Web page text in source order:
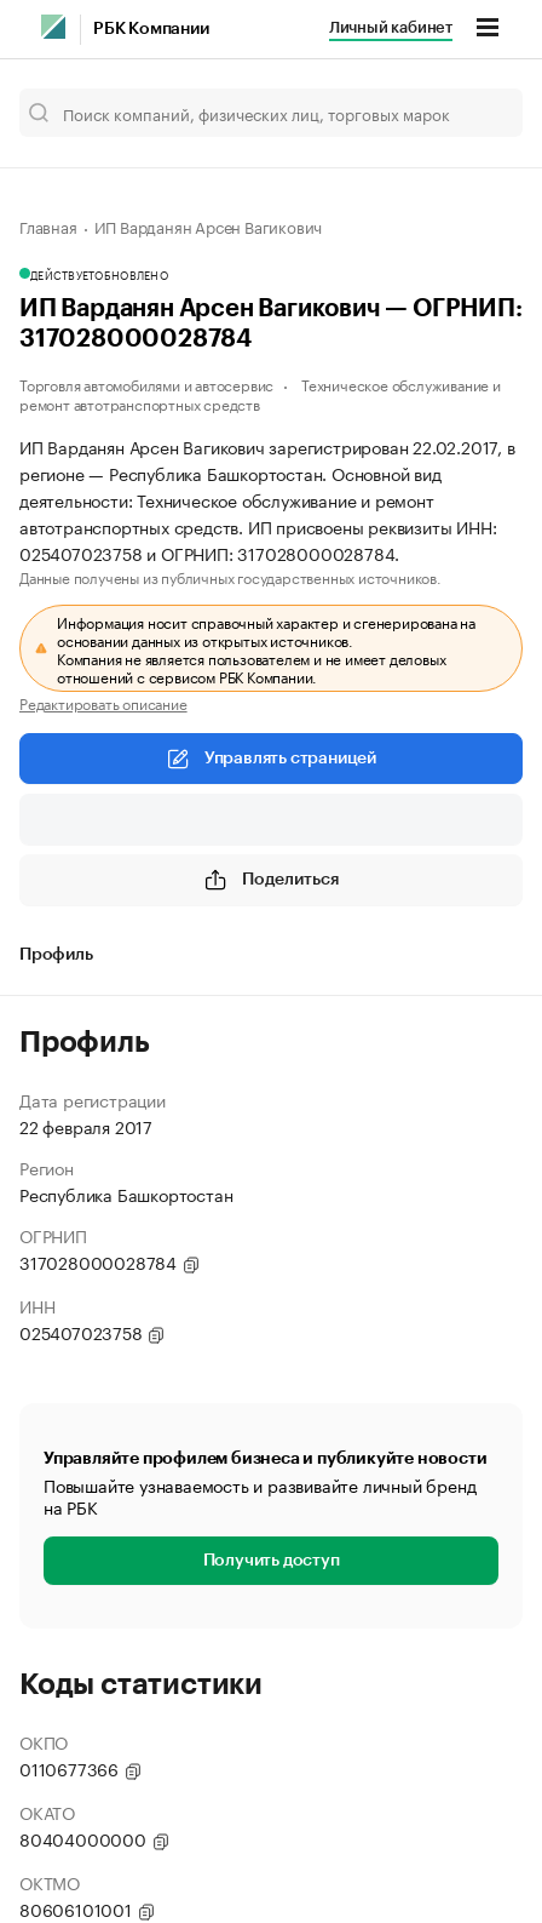
РБК Компании Личный кабинет
Главная ИП Варданян Арсен Вагикович
ДЕЙСТВУЕТОБНОВЛЕНО
ИП Варданян Арсен Вагикович — ОГРНИП:
317028000028784
Торговля автомобилями и автосервис
Техническое обслуживание и
ремонт автотранспортных средств
ИП Варданян Арсен Вагикович зарегистрирован 22.02.2017, в
регионе — Республика Башкортостан. Основной вид
деятельности: Техническое обслуживание и ремонт
автотранспортных средств. ИП присвоены реквизиты ИНН:
025407023758 и ОГРНИП: 317028000028784.
Данные получены из публичных государственных источников.
Информация носит справочный характер и сгенерирована на
основании данных из открытых источников.
Компания не является пользователем и не имеет деловых
отношений с сервисом РБК Компании.
Редактировать описание
Управлять страницей
Поделиться
Профиль
Профиль
Дата регистрации
22 февраля 2017
Регион
Республика Башкортостан
ОГРНИП
317028000028784
ИНН
025407023758
Управляйте профилем бизнеса и публикуйте новости
Повышайте узнаваемость и развивайте личный бренд
на РБК
Получить доступ
Коды статистики
ОКПО
0110677366
ОКАТО
80404000000
ОКТМО
80606101001